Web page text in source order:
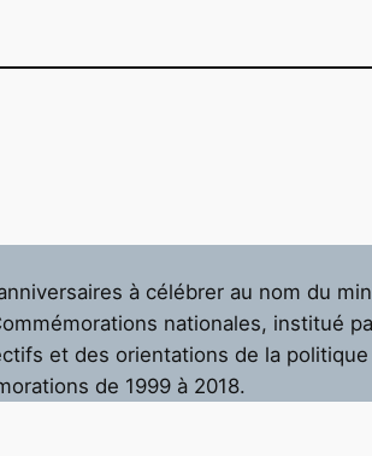
à célébrer au nom du
nationales, institué
et des orientations de la politique
de 1999 à 2018.